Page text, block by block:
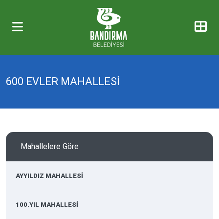
600 EVLER MAHALLESİ
Mahallelere Göre
AYYILDIZ MAHALLESİ
100.YIL MAHALLESİ